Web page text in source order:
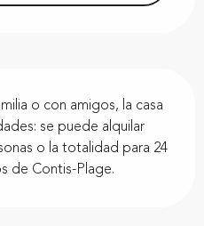
o con amigos, la casa
se puede alquilar
o la totalidad para 24
de Contis-Plage.